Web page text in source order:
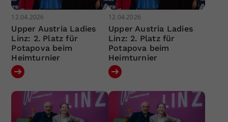
12.04.2026
Upper Austria Ladies
Linz: 2. Platz für
Potapova beim
Heimturnier
12.04.2026
Upper Austria Ladies
Linz: 2. Platz für
Potapova beim
Heimturnier